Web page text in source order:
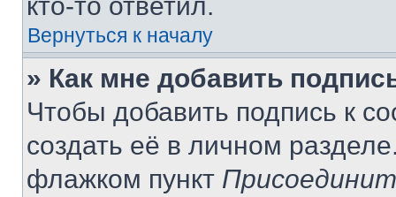
Вернуться к началу
» Как мне добавить
Чтобы добавить подпись к
создать её в личном
флажком пункт